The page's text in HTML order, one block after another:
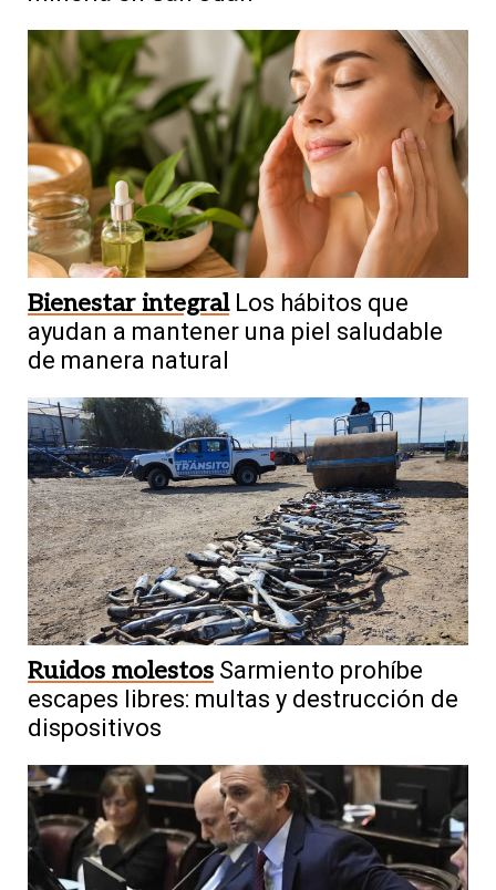
Bienestar integral Los hábitos que
ayudan a mantener una piel saludable
de manera natural
Ruidos molestos Sarmiento prohíbe
escapes libres: multas y destrucción de
dispositivos